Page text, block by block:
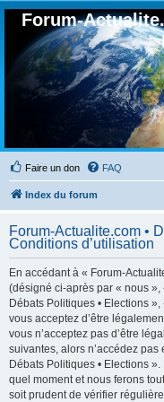
Forum-
Faire un don FAQ
Index du forum
Forum-Actualite.com •
Conditions d’utilisation
En accédant à « Forum-
(désigné ci-après par « nous »,
Débats Politiques • Elections
vous acceptez d’être
vous n’acceptez pas d’être
suivantes, alors n’accédez pas
Débats Politiques • Elections
quel moment et nous ferons
soit prudent de vérifier